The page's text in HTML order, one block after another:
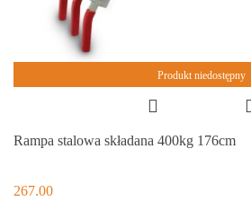
Produkt niedostępny
Rampa stalowa składana 400kg 176cm
267.00